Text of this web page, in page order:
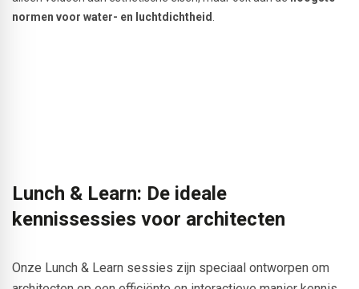
normen voor water- en luchtdichtheid
Lunch & Learn: De ideale
kennissessies voor architecten
Onze Lunch & Learn sessies zijn speciaal ontworpen om